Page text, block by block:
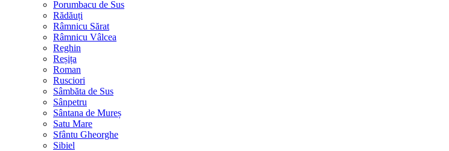
Porumbacu de Sus
Rădăuți
Râmnicu Sărat
Râmnicu Vâlcea
Reghin
Reșița
Roman
Rusciori
Sâmbăta de Sus
Sânpetru
Sântana de Mureș
Satu Mare
Sfântu Gheorghe
Sibiel